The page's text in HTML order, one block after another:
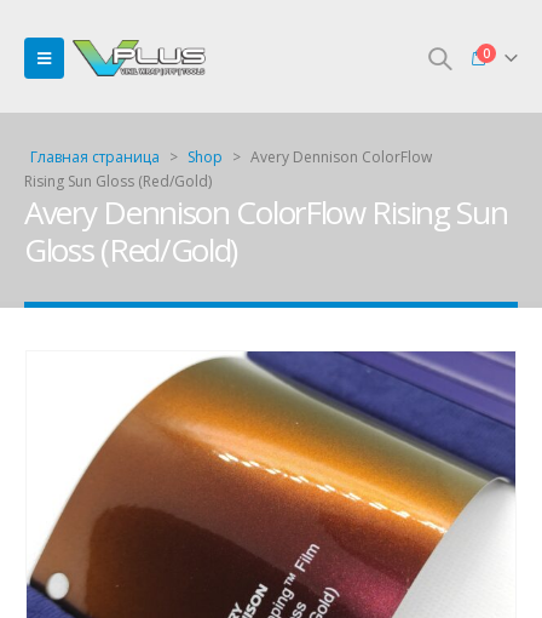
0
Главная страница > Shop > Avery Dennison ColorFlow
Rising Sun Gloss (Red/Gold)
Avery Dennison ColorFlow Rising Sun
Gloss (Red/Gold)